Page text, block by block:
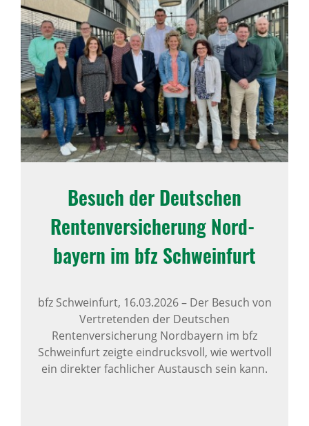
Besuch der Deut­schen
Renten­ver­si­che­rung Nord­
bayern im bfz Schwein­furt
bfz Schweinfurt, 16.03.2026–Der Besuch von
Vertretenden der Deutschen
Rentenversicherung Nordbayern im bfz
Schweinfurt zeigte eindrucksvoll, wie wertvoll
ein direkter fachlicher Austausch sein kann.